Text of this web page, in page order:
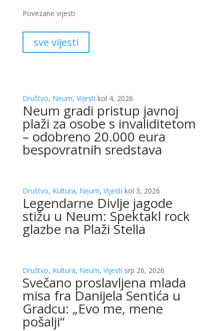
Povezane vijesti
sve vijesti
Društvo, Neum, Vijesti kol 4, 2026
Neum gradi pristup javnoj
plaži za osobe s invaliditetom
– odobreno 20.000 eura
bespovratnih sredstava
Društvo, Kultura, Neum, Vijesti kol 3, 2026
Legendarne Divlje jagode
stižu u Neum: Spektakl rock
glazbe na Plaži Stella
Društvo, Kultura, Neum, Vijesti srp 26, 2026
Svečano proslavljena mlada
misa fra Danijela Sentića u
Gradcu: „Evo me, mene
pošalji“